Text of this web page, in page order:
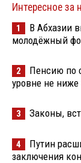
Интересное за
1
В Абхазии
молодёжный
2
Пенсию по
уровне не ниже
3 Законы,
4
Путин
заключения